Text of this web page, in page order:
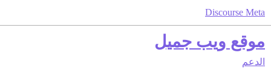
Discourse Meta
موقع ويب جميل
الدعم